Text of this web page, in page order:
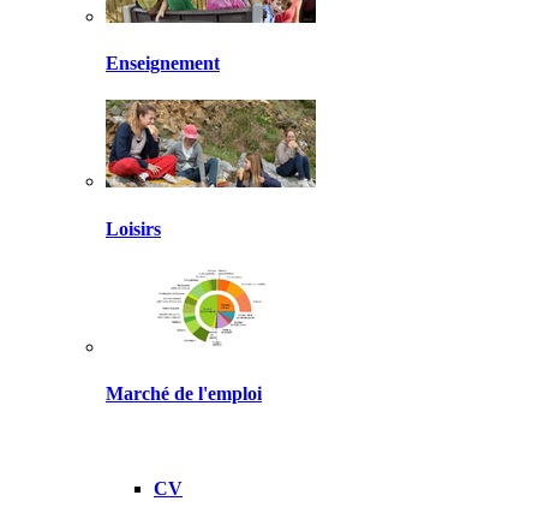
Enseignement
Loisirs
Marché de l'emploi
CV